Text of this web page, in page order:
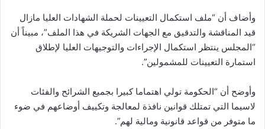
وأضاف أن “ملف استكمال التعيينات لحملة الشهادات العليا مازال
قيد المناقشة والتدقيق مع الجهات الشريكة في هذا الملف”، مبيناً أن
“المجلس ينتظر استكمال الإجراءات والتوجيهات العليا لإطلاق
استمارة التعيينات للمشمولين”.
وأوضح أن “الحكومة تولي اهتماما كبيرا بجميع الشرائح والفئات
لاسيما التي تمتلك قوانين نافذة لمعالجة وتكييف أوضاعهم في ضوء
ما متوفر من قواعد قانونية ومالية لهم”.